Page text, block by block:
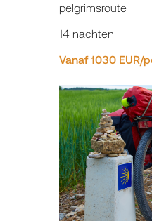
pelgrimsroute
14 nachten
Vanaf 1030 EUR/